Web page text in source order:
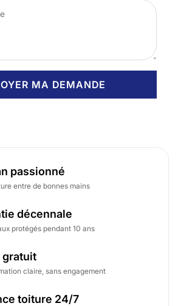
passionné
entre de bonnes mains
décennale
protégés pendant 10 ans
gratuit
claire, sans engagement
toiture 24/7